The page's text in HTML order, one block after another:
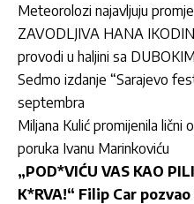
Meteorolozi najavljuju
ZAVODLJIVA HANA
provodi u haljini sa
Sedmo izdanje “Sarajevo
septembra
Miljana Kulić promijenila
poruka Ivanu Marinkoviću
„POD*VIĆU VAS KAO
K*RVA!“ Filip Car pozvao